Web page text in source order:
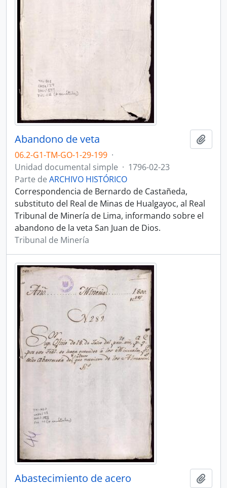
Abandono de veta
06.2-G1-TM-GO-1-29-199 ·
Unidad documental simple · 1796-02-23
Parte de ARCHIVO HISTÓRICO
Correspondencia de Bernardo de Castañeda,
substituto del Real de Minas de Hualgayoc, al Real
Tribunal de Minería de Lima, informando sobre el
abandono de la veta San Juan de Dios.
Tribunal de Minería
Abastecimiento de acero